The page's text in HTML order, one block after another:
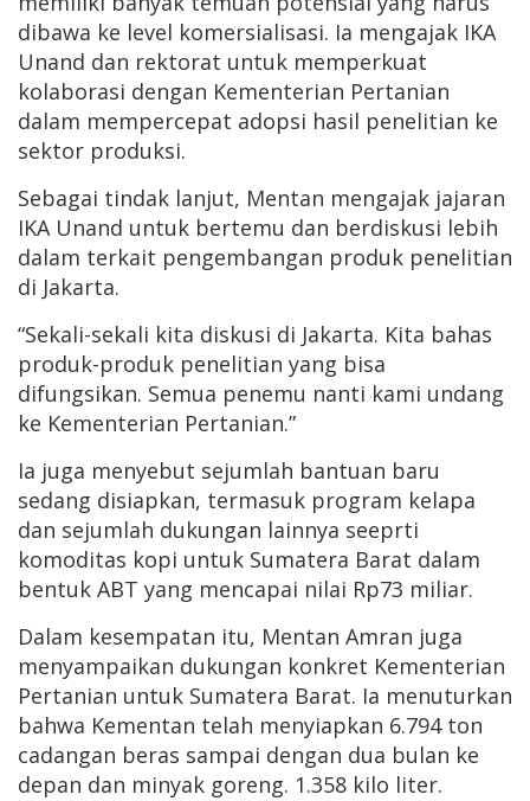
dibawa ke level komersialisasi. Ia mengajak IKA
Unand dan rektorat untuk memperkuat
kolaborasi dengan Kementerian Pertanian
dalam mempercepat adopsi hasil penelitian ke
sektor produksi.
Sebagai tindak lanjut, Mentan mengajak jajaran
IKA Unand untuk bertemu dan berdiskusi lebih
dalam terkait pengembangan produk penelitian
di Jakarta.
“Sekali-sekali kita diskusi di Jakarta. Kita bahas
produk-produk penelitian yang bisa
difungsikan. Semua penemu nanti kami undang
ke Kementerian Pertanian.”
Ia juga menyebut sejumlah bantuan baru
sedang disiapkan, termasuk program kelapa
dan sejumlah dukungan lainnya seeprti
komoditas kopi untuk Sumatera Barat dalam
bentuk ABT yang mencapai nilai Rp73 miliar.
Dalam kesempatan itu, Mentan Amran juga
menyampaikan dukungan konkret Kementerian
Pertanian untuk Sumatera Barat. Ia menuturkan
bahwa Kementan telah menyiapkan 6.794 ton
cadangan beras sampai dengan dua bulan ke
depan dan minyak goreng. 1.358 kilo liter.